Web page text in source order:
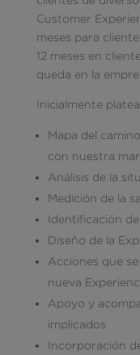
Customer
meses para
12 meses en
queda en la
Inicialmente
Mapa del
con nuestra
Análisis de la
Medición de la
Identificación
Diseño de la
Acciones que
nueva
Apoyo y
implicados
Incorporación